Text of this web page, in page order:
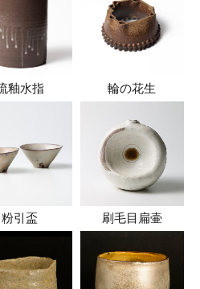
釉水指 輪の花生
粉引盃 刷毛目扁壷